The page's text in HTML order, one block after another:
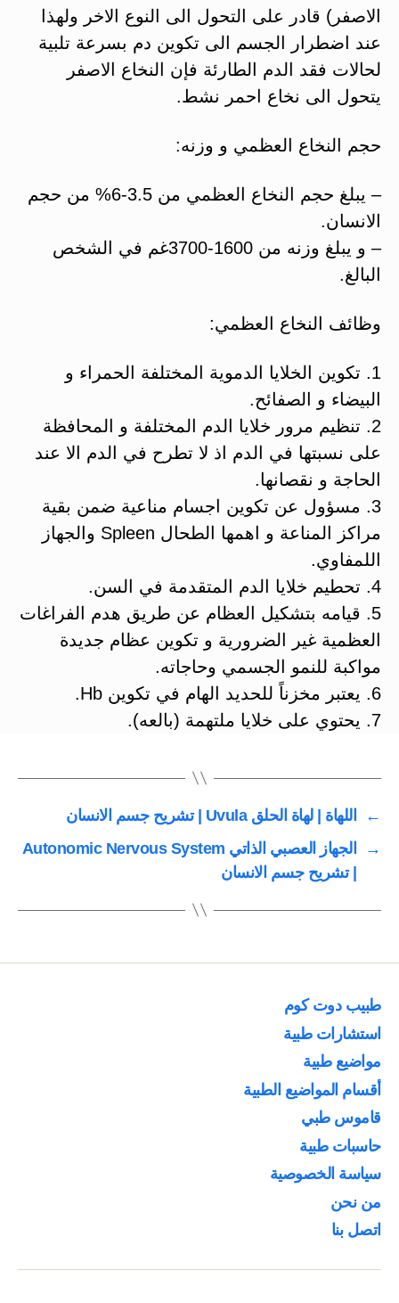
الاصفر) قادر على التحول الى النوع الاخر ولهذا
عند اضطرار الجسم الى تكوين دم بسرعة تلبية
لحالات فقد الدم الطارئة فإن النخاع الاصفر
يتحول الى نخاع احمر نشط.
حجم النخاع العظمي و وزنه:
– يبلغ حجم النخاع العظمي من 3.5-6% من حجم
الانسان.
– و يبلغ وزنه من 1600-3700غم في الشخص
البالغ.
وظائف النخاع العظمي:
1. تكوين الخلايا الدموية المختلفة الحمراء و
البيضاء و الصفائح.
2. تنظيم مرور خلايا الدم المختلفة و المحافظة
على نسبتها في الدم اذ لا تطرح في الدم الا عند
الحاجة و نقصانها.
3. مسؤول عن تكوين اجسام مناعية ضمن بقية
مراكز المناعة و اهمها الطحال Spleen والجهاز
اللمفاوي.
4. تحطيم خلايا الدم المتقدمة في السن.
5. قيامه بتشكيل العظام عن طريق هدم الفراغات
العظمية غير الضرورية و تكوين عظام جديدة
مواكبة للنمو الجسمي وحاجاته.
6. يعتبر مخزناً للحديد الهام في تكوين Hb.
7. يحتوي على خلايا ملتهمة (بالعه).
←
اللهاة | لهاة الحلق Uvula | تشريح جسم الانسان
→
الجهاز العصبي الذاتي Autonomic Nervous System
| تشريح جسم الانسان
طبيب دوت كوم
استشارات طبية
مواضيع طبية
أقسام المواضيع الطبية
قاموس طبي
حاسبات طبية
سياسة الخصوصية
من نحن
اتصل بنا